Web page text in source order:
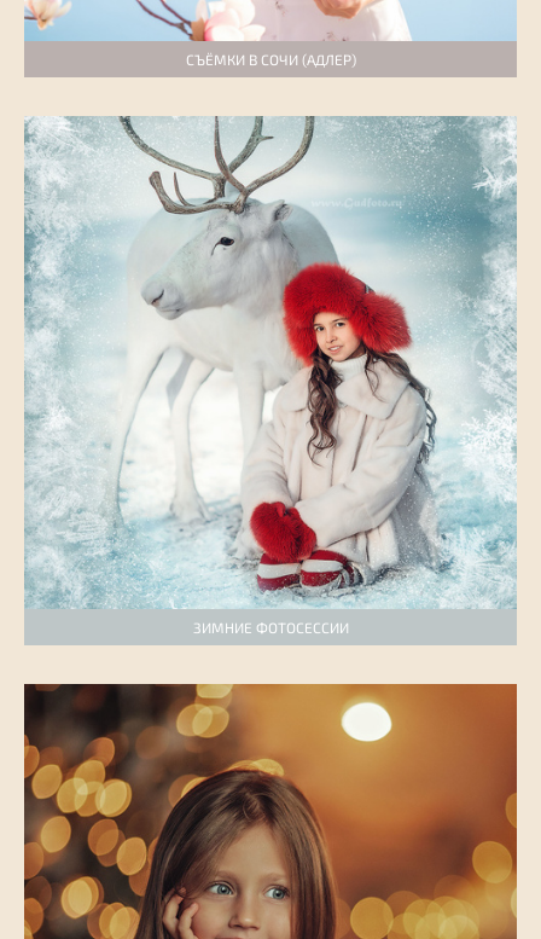
СЪЁМКИ В СОЧИ (АДЛЕР)
ЗИМНИЕ ФОТОСЕССИИ